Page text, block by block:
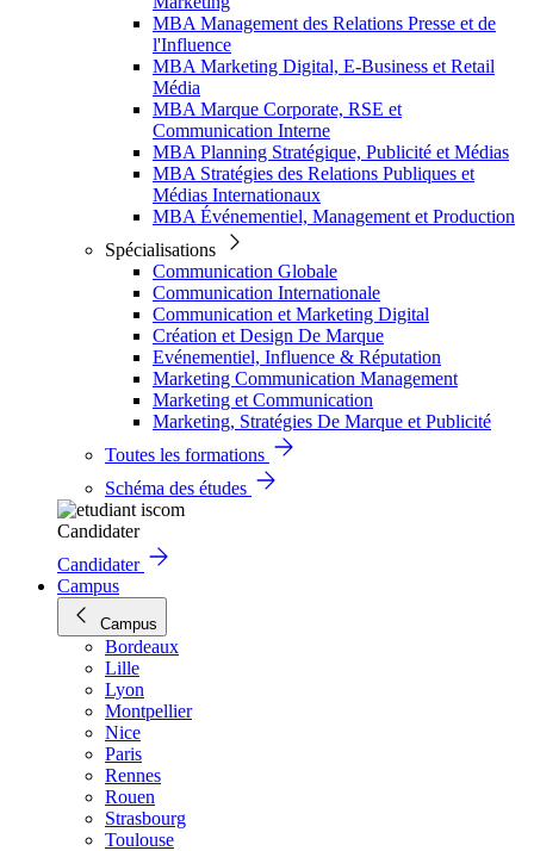
MBA Management des Relations Presse et de
l'Influence
MBA Marketing Digital, E-Business et Retail
Média
MBA Marque Corporate, RSE et
Communication Interne
MBA Planning Stratégique, Publicité et Médias
MBA Stratégies des Relations Publiques et
Médias Internationaux
MBA Événementiel, Management et Production
Spécialisations
Communication Globale
Communication Internationale
Communication et Marketing Digital
Création et Design De Marque
Evénementiel, Influence & Réputation
Marketing Communication Management
Marketing et Communication
Marketing, Stratégies De Marque et Publicité
Toutes les formations
Schéma des études
Candidater
Candidater
Campus
Campus
Bordeaux
Lille
Lyon
Montpellier
Nice
Paris
Rennes
Rouen
Strasbourg
Toulouse